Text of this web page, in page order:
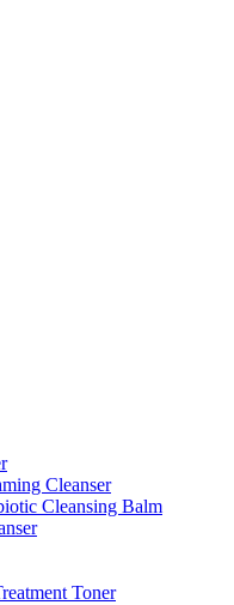
Cleanser
Cleansing Balm
Toner